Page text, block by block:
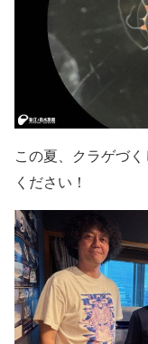
この夏、クラゲづく
ください！